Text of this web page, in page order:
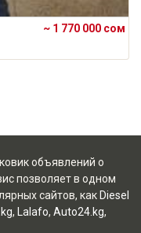
~ 1 770 000 сом
объявлений о
позволяет в одном
сайтов, как Diesel
, Lalafo, Auto24.kg,